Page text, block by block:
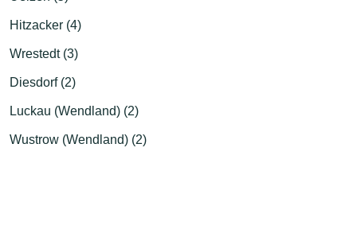
Hitzacker (4)
Wrestedt (3)
Diesdorf (2)
Luckau (Wendland) (2)
Wustrow (Wendland) (2)